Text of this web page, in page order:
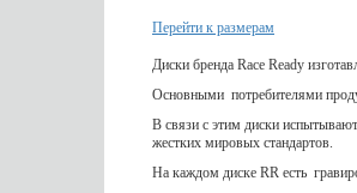
Перейти к размерам
Диски бренда Race Ready
Основными потребителями
В связи с этим диски
жестких мировых стандартов.
На каждом диске RR есть